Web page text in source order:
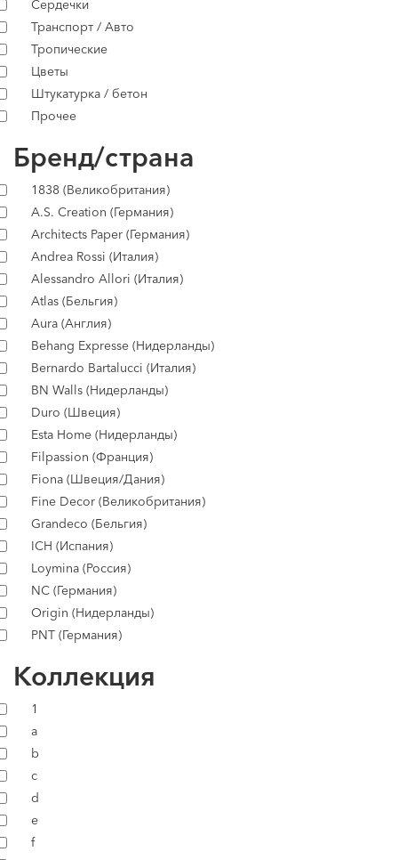
Сердечки
Транспорт / Авто
Тропические
Цветы
Штукатурка / бетон
Прочее
Бренд/страна
1838 (Великобритания)
A.S. Creation (Германия)
Architects Paper (Германия)
Andrea Rossi (Италия)
Alessandro Allori (Италия)
Atlas (Бельгия)
Aura (Англия)
Behang Expresse (Нидерланды)
Bernardo Bartalucci (Италия)
BN Walls (Нидерланды)
Duro (Швеция)
Esta Home (Нидерланды)
Filpassion (Франция)
Fiona (Швеция/Дания)
Fine Decor (Великобритания)
Grandeco (Бельгия)
ICH (Испания)
Loymina (Россия)
NC (Германия)
Origin (Нидерланды)
PNT (Германия)
Коллекция
1
a
b
c
d
e
f